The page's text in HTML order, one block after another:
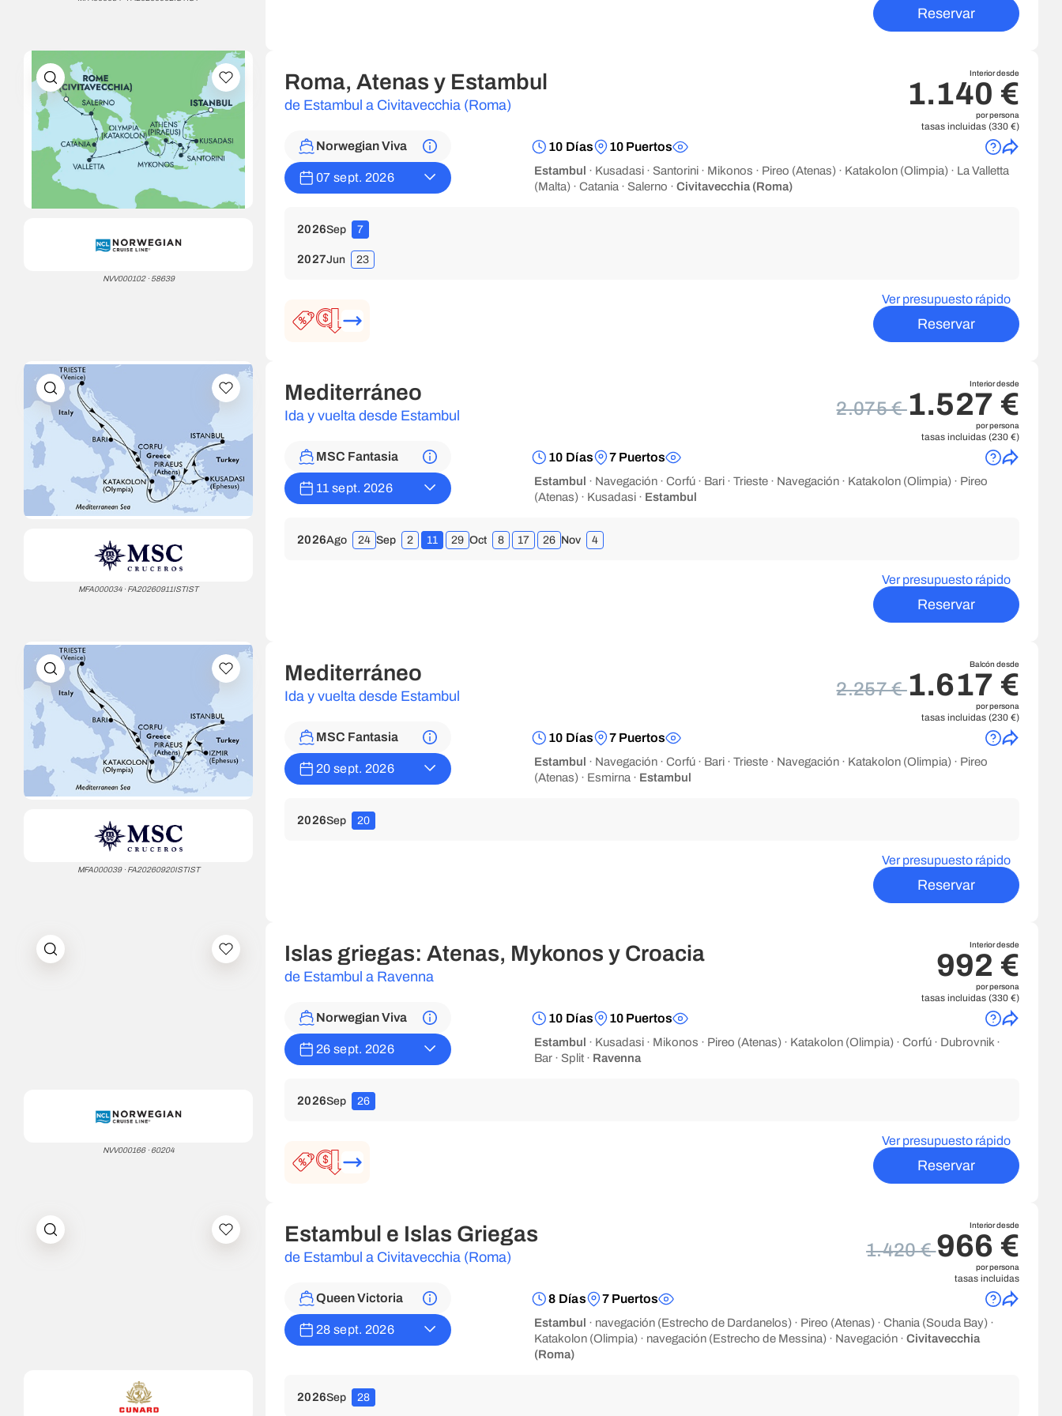
Reservar
NVV000102 · 58639
Roma, Atenas y Estambul
de Estambul a Civitavecchia (Roma)
Interior desde
1.140 €
por persona
tasas incluidas (330 €)
Norwegian Viva
07 sept. 2026
10 Días 10 Puertos
Estambul · Kusadasi · Santorini · Mikonos · Pireo (Atenas) · Katakolon (Olimpia) · La Valletta
(Malta) · Catania · Salerno · Civitavecchia (Roma)
2026Sep 7
2027Jun 23
Reservar
Ver presupuesto rápido
MFA000034 · FA20260911ISTIST
Mediterráneo
Ida y vuelta desde Estambul
Interior desde
2.075 €1.527 €
por persona
tasas incluidas (230 €)
MSC Fantasia
11 sept. 2026
10 Días 7 Puertos
Estambul · Navegación · Corfú · Bari · Trieste · Navegación · Katakolon (Olimpia) · Pireo
(Atenas) · Kusadasi · Estambul
2026Ago 24 Sep 2 11 29 Oct 8 17 26 Nov 4
Reservar
Ver presupuesto rápido
MFA000039 · FA20260920ISTIST
Mediterráneo
Ida y vuelta desde Estambul
Balcón desde
2.257 €1.617 €
por persona
tasas incluidas (230 €)
MSC Fantasia
20 sept. 2026
10 Días 7 Puertos
Estambul · Navegación · Corfú · Bari · Trieste · Navegación · Katakolon (Olimpia) · Pireo
(Atenas) · Esmirna · Estambul
2026Sep 20
Reservar
Ver presupuesto rápido
NVV000166 · 60204
Islas griegas: Atenas, Mykonos y Croacia
de Estambul a Ravenna
Interior desde
992 €
por persona
tasas incluidas (330 €)
Norwegian Viva
26 sept. 2026
10 Días 10 Puertos
Estambul · Kusadasi · Mikonos · Pireo (Atenas) · Katakolon (Olimpia) · Corfú · Dubrovnik ·
Bar · Split · Ravenna
2026Sep 26
Reservar
Ver presupuesto rápido
Estambul e Islas Griegas
de Estambul a Civitavecchia (Roma)
Interior desde
1.420 €966 €
por persona
tasas incluidas
Queen Victoria
28 sept. 2026
8 Días 7 Puertos
Estambul · navegación (Estrecho de Dardanelos) · Pireo (Atenas) · Chania (Souda Bay) ·
Katakolon (Olimpia) · navegación (Estrecho de Messina) · Navegación · Civitavecchia
(Roma)
2026Sep 28